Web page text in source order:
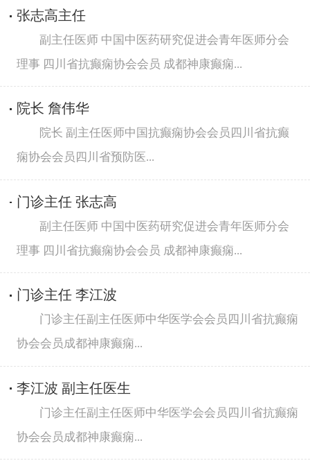
张志高主任
副主任医师 中国中医药研究促进会青年医师分会
理事 四川省抗癫痫协会会员 成都神康癫痫...
院长 詹伟华
院长 副主任医师中国抗癫痫协会会员四川省抗癫
痫协会会员四川省预防医...
门诊主任 张志高
副主任医师 中国中医药研究促进会青年医师分会
理事 四川省抗癫痫协会会员 成都神康癫痫...
门诊主任 李江波
门诊主任副主任医师中华医学会会员四川省抗癫痫
协会会员成都神康癫痫...
李江波 副主任医生
门诊主任副主任医师中华医学会会员四川省抗癫痫
协会会员成都神康癫痫...